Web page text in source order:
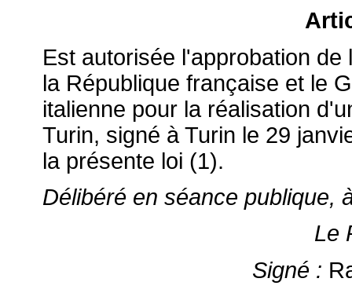
Est autorisée l'approbation
la République française et le
italienne pour la réalisation
Turin, signé à Turin le 29
la présente loi (1).
Délibéré en séance publique,
Le
Signé :